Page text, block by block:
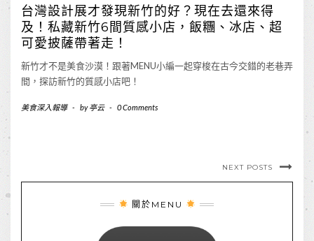
台灣設計展才發現新竹的好？現在去還來得
及！私藏新竹6間質感小店，飯糰、冰店、超
可愛披薩帶著走！
新竹才不是美食沙漠！跟著MENU小編一起穿梭在古今交錯的老巷弄
間，探訪新竹的質感小店吧！
美食深入報導 - by亭云 - 0 Comments
NEXT POSTS
關於MENU